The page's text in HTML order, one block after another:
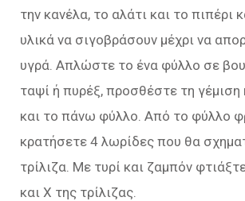
την κανέλα, το αλάτι και το πιπέρι
υλικά να σιγοβράσουν μέχρι να
υγρά. Απλώστε το ένα φύλλο σε
ταψί ή πυρέξ, προσθέστε τη
και το πάνω φύλλο. Από το φύλλο
κρατήσετε 4 λωρίδες που θα
τρίλιζα. Με τυρί και ζαμπόν
και Χ της τρίλιζας.